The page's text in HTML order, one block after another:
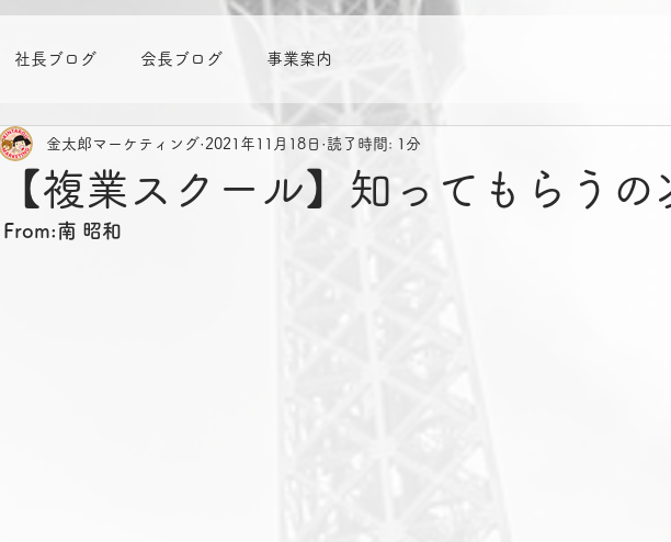
社長ブログ 会長ブログ 事業案内
【複業スクール】知ってもらうの
金太郎マーケティング 2021年11月18日 読了時間: 1分
From:南 昭和